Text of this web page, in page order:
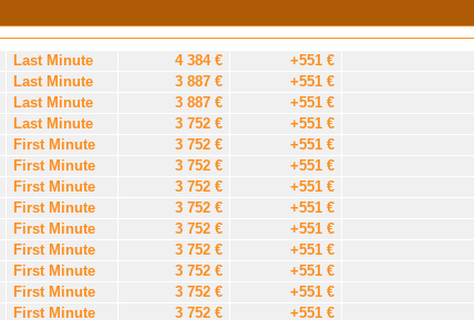
Last Minute 4 384 € +551 €
Last Minute 3 887 € +551 €
Last Minute 3 887 € +551 €
Last Minute 3 752 € +551 €
First Minute 3 752 € +551 €
First Minute 3 752 € +551 €
First Minute 3 752 € +551 €
First Minute 3 752 € +551 €
First Minute 3 752 € +551 €
First Minute 3 752 € +551 €
First Minute 3 752 € +551 €
First Minute 3 752 € +551 €
First Minute 3 752 € +551 €